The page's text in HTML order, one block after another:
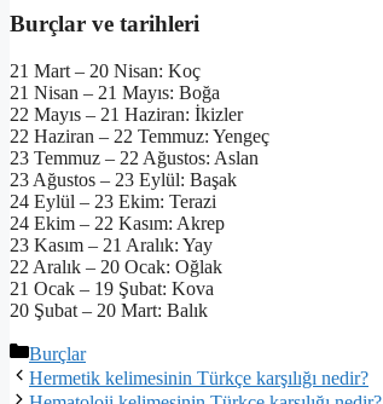
Burçlar ve tarihleri
21 Mart – 20 Nisan: Koç
21 Nisan – 21 Mayıs: Boğa
22 Mayıs – 21 Haziran: İkizler
22 Haziran – 22 Temmuz: Yengeç
23 Temmuz – 22 Ağustos: Aslan
23 Ağustos – 23 Eylül: Başak
24 Eylül – 23 Ekim: Terazi
24 Ekim – 22 Kasım: Akrep
23 Kasım – 21 Aralık: Yay
22 Aralık – 20 Ocak: Oğlak
21 Ocak – 19 Şubat: Kova
20 Şubat – 20 Mart: Balık
Kategoriler
Burçlar
Hermetik kelimesinin Türkçe karşılığı nedir?